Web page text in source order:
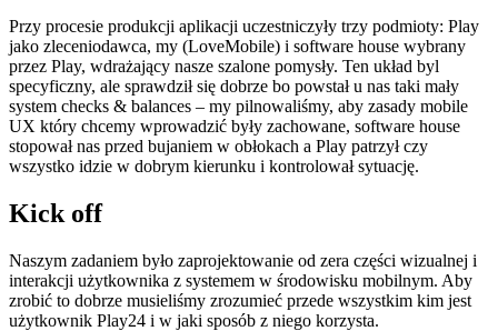
Przy procesie produkcji aplikacji uczestniczyły trzy podmioty: Play
jako zleceniodawca, my (LoveMobile) i software house wybrany
przez Play, wdrażający nasze szalone pomysły. Ten układ byl
specyficzny, ale sprawdził się dobrze bo powstał u nas taki mały
system checks & balances – my pilnowaliśmy, aby zasady mobile
UX który chcemy wprowadzić były zachowane, software house
stopował nas przed bujaniem w obłokach a Play patrzył czy
wszystko idzie w dobrym kierunku i kontrolował sytuację.
Kick off
Naszym zadaniem było zaprojektowanie od zera części wizualnej i
interakcji użytkownika z systemem w środowisku mobilnym. Aby
zrobić to dobrze musieliśmy zrozumieć przede wszystkim kim jest
użytkownik Play24 i w jaki sposób z niego korzysta.